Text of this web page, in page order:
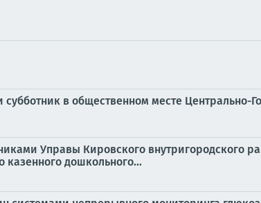
в общественном месте Центрально-
Управы Кировского внутригородского
казенного дошкольного...